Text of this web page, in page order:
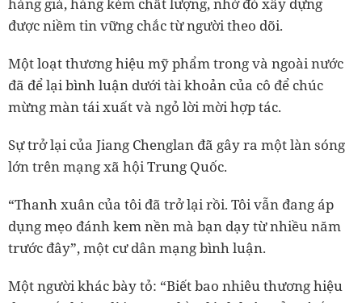
được niềm tin vững chắc từ người theo dõi.
Một loạt thương hiệu mỹ phẩm trong và ngoài nước
đã để lại bình luận dưới tài khoản của cô để chúc
mừng màn tái xuất và ngỏ lời mời hợp tác.
Sự trở lại của Jiang Chenglan đã gây ra một làn sóng
lớn trên mạng xã hội Trung Quốc.
“Thanh xuân của tôi đã trở lại rồi. Tôi vẫn đang áp
dụng mẹo đánh kem nền mà bạn dạy từ nhiều năm
trước đây”, một cư dân mạng bình luận.
Một người khác bày tỏ: “Biết bao nhiêu thương hiệu